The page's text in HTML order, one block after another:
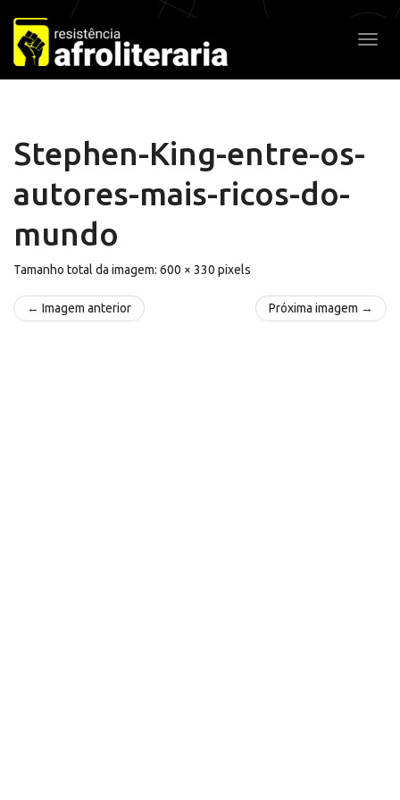
Pular
para
o
conteúdo
Stephen-King-entre-os-
autores-mais-ricos-do-
mundo
Tamanho total da imagem: 600 × 330 pixels
← Imagem anterior Próxima imagem →